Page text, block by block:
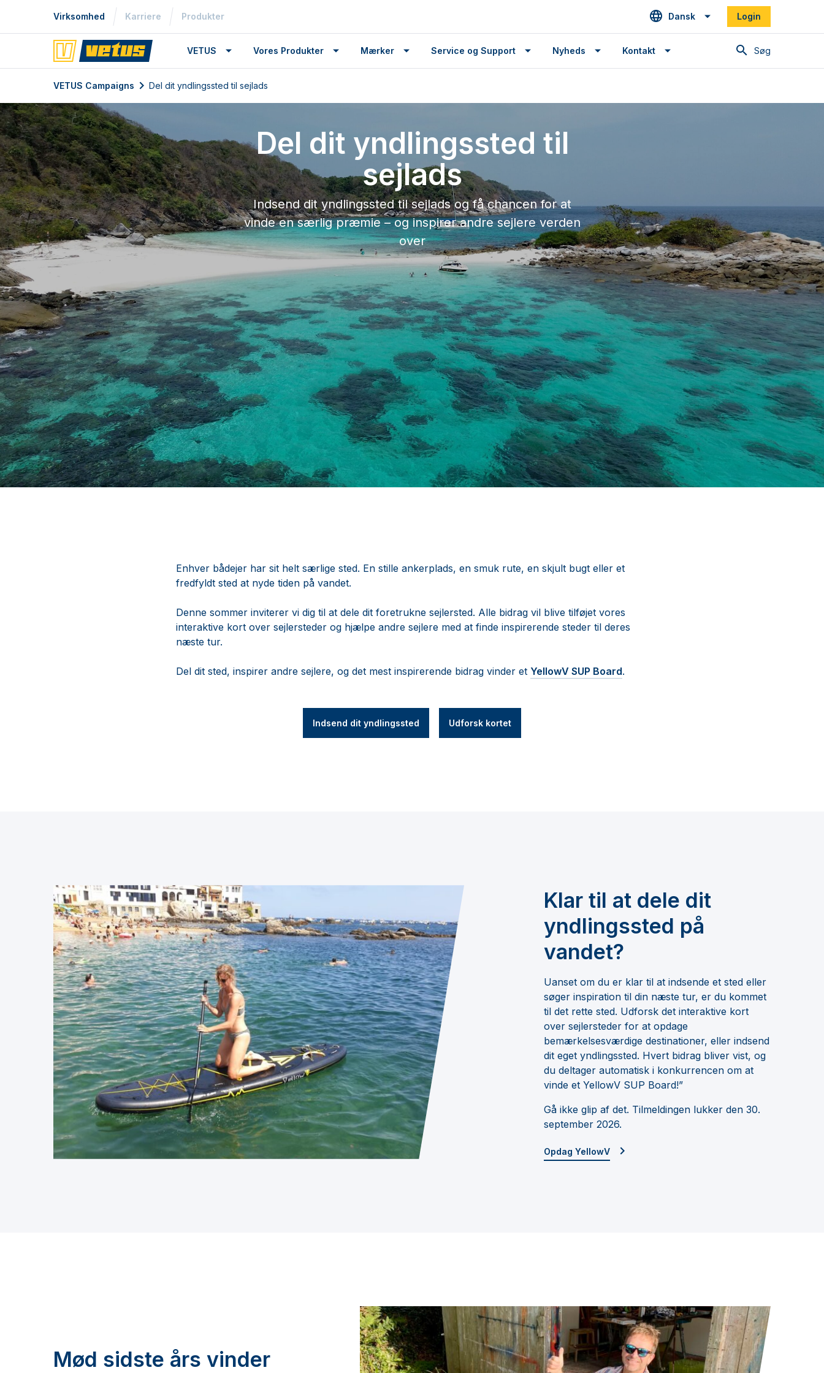
Virksomhed Karriere Produkter Dansk Login
Søg
VETUS Vores Produkter Mærker Service og Support Nyheds Kontakt
VETUS Campaigns Del dit yndlingssted til sejlads
Del dit yndlingssted til
sejlads
Indsend dit yndlingssted til sejlads og få chancen for at
vinde en særlig præmie – og inspirer andre sejlere verden
over
Enhver bådejer har sit helt særlige sted. En stille ankerplads, en smuk rute, en skjult bugt eller et
fredfyldt sted at nyde tiden på vandet.
Denne sommer inviterer vi dig til at dele dit foretrukne sejlersted. Alle bidrag vil blive tilføjet vores
interaktive kort over sejlersteder og hjælpe andre sejlere med at finde inspirerende steder til deres
næste tur.
Del dit sted, inspirer andre sejlere, og det mest inspirerende bidrag vinder et YellowV SUP Board.
Indsend dit yndlingssted Udforsk kortet
Klar til at dele dit
yndlingssted på
vandet?
Uanset om du er klar til at indsende et sted eller
søger inspiration til din næste tur, er du kommet
til det rette sted. Udforsk det interaktive kort
over sejlersteder for at opdage
bemærkelsesværdige destinationer, eller indsend
dit eget yndlingssted. Hvert bidrag bliver vist, og
du deltager automatisk i konkurrencen om at
vinde et YellowV SUP Board!”
Gå ikke glip af det. Tilmeldingen lukker den 30.
september 2026.
Opdag YellowV
Mød sidste års vinder